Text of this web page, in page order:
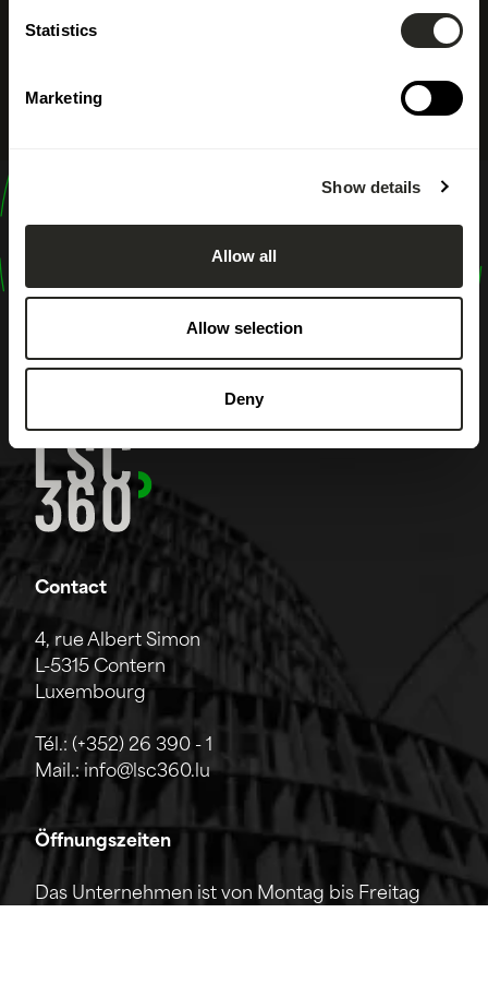
Statistics
Marketing
Show details
Allow all
Allow selection
Deny
design
shape
inspire
Contact
4, rue Albert Simon
L-5315 Contern
Luxembourg
Tél.: (+352) 26 390 - 1
Mail.: info@lsc360.lu
Öffnungszeiten
Das Unternehmen ist von Montag bis Freitag